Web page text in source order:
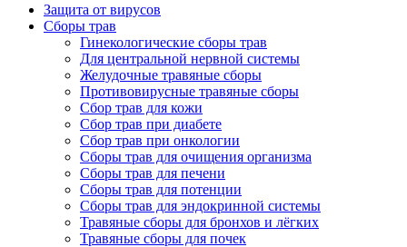
Защита от вирусов
Сборы трав
Гинекологические сборы трав
Для центральной нервной системы
Желудочные травяные сборы
Противовирусные травяные сборы
Сбор трав для кожи
Сбор трав при диабете
Сбор трав при онкологии
Сборы трав для очищения организма
Сборы трав для печени
Сборы трав для потенции
Сборы трав для эндокринной системы
Травяные сборы для бронхов и лёгких
Травяные сборы для почек